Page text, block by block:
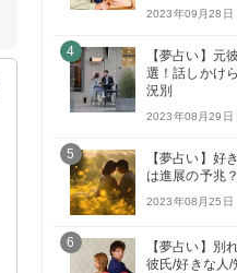
2023年09月28日
4
【夢占い】元
選！話しかけ
況別
2023年08月29日
5
【夢占い】好
は進展の予兆
2023年08月25日
6
【夢占い】別
彼氏/好きな人